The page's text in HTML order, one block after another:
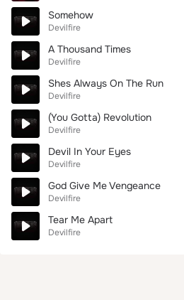
Somehow
Devilfire
A Thousand Times
Devilfire
Shes Always On The Run
Devilfire
(You Gotta) Revolution
Devilfire
Devil In Your Eyes
Devilfire
God Give Me Vengeance
Devilfire
Tear Me Apart
Devilfire